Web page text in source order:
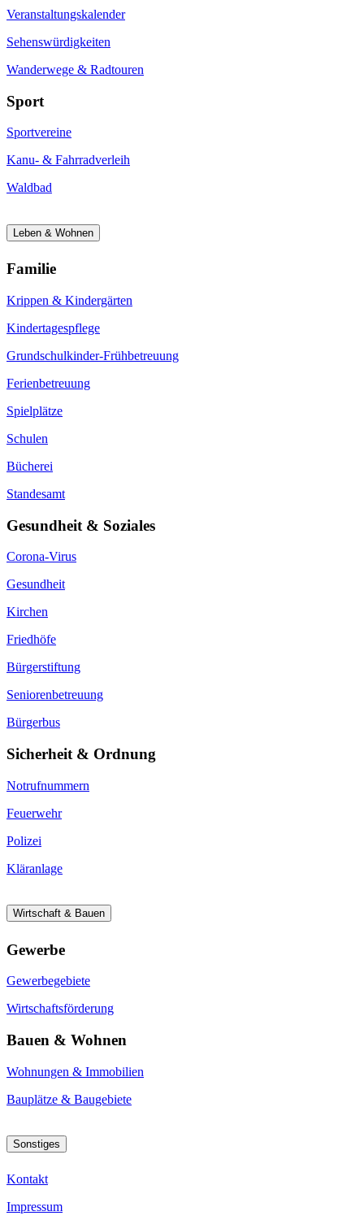
Veranstaltungskalender
Sehenswürdigkeiten
Wanderwege & Radtouren
Sport
Sportvereine
Kanu- & Fahrradverleih
Waldbad
Leben & Wohnen
Familie
Krippen & Kindergärten
Kindertagespflege
Grundschulkinder-Frühbetreuung
Ferienbetreuung
Spielplätze
Schulen
Bücherei
Standesamt
Gesundheit & Soziales
Corona-Virus
Gesundheit
Kirchen
Friedhöfe
Bürgerstiftung
Seniorenbetreuung
Bürgerbus
Sicherheit & Ordnung
Notrufnummern
Feuerwehr
Polizei
Kläranlage
Wirtschaft & Bauen
Gewerbe
Gewerbegebiete
Wirtschaftsförderung
Bauen & Wohnen
Wohnungen & Immobilien
Bauplätze & Baugebiete
Sonstiges
Kontakt
Impressum